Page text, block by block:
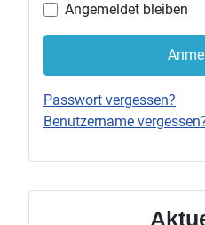
Angemeldet bleiben
Passwort vergessen?
Benutzername